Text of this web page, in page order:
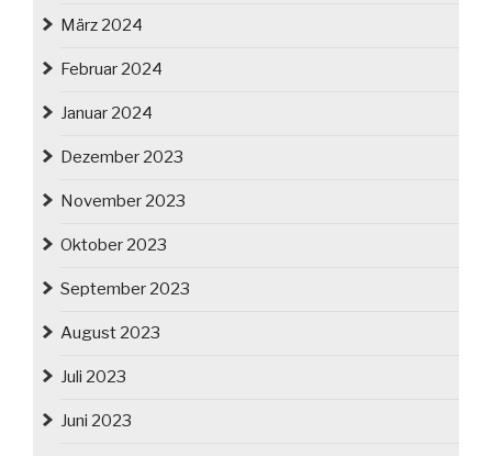
März 2024
Februar 2024
Januar 2024
Dezember 2023
November 2023
Oktober 2023
September 2023
August 2023
Juli 2023
Juni 2023